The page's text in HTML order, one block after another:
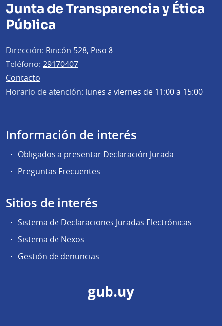
Junta de Transparencia y Ética
Pública
Dirección: Rincón 528, Piso 8
Teléfono: 29170407
Contacto
Horario de atención: lunes a viernes de 11:00 a 15:00
Información de interés
Obligados a presentar Declaración Jurada
Preguntas Frecuentes
Sitios de interés
Sistema de Declaraciones Juradas Electrónicas
Sistema de Nexos
Gestión de denuncias
gub.uy